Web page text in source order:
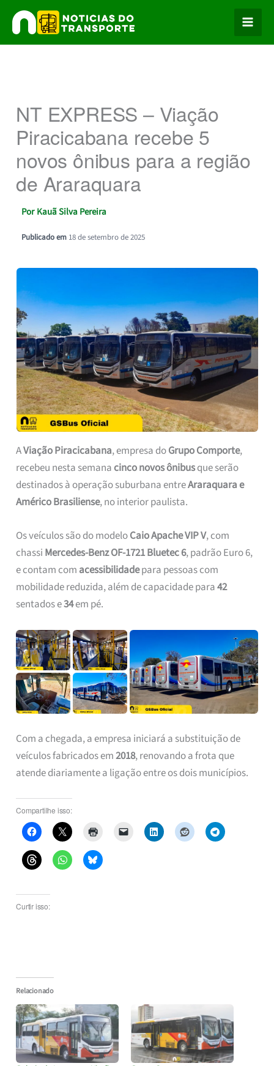
para
o
NT EXPRESS – Viação
Piracicabana recebe 5
novos ônibus para a região
de Araraquara
Por Kauã Silva Pereira
Publicado em 18 de setembro de 2025
AViação Piracicabana, empresa doGrupo Comporte,
recebeu nesta semanacinco novos ônibusque serão
destinados à operação suburbana entreAraraquara e
Américo Brasiliense, no interior paulista.
Os veículos são do modeloCaio Apache VIP V, com
chassi Mercedes-Benz OF-1721 Bluetec 6, padrão Euro 6,
e contam com acessibilidadepara pessoas com
mobilidade reduzida, além de capacidade para42
sentados e34em pé.
Com a chegada, a empresa iniciará a substituição de
veículos fabricados em2018, renovando a frota que
atende diariamente a ligação entre os dois municípios.
Compartilhe isso:
Curtir isso:
Relacionado